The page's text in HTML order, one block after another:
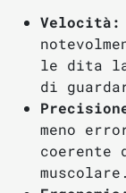
Velocità:
le dita
di
meno
coerente
muscolare.